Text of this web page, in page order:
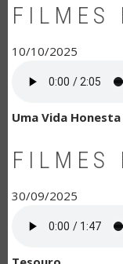
FILMES
10/10/2025
Uma Vida Honesta
FILMES
30/09/2025